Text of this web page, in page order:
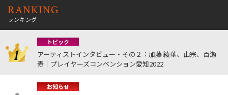
RANKING
ランキング
トピック
アーティストインタビュー・その２：加藤 綾華、山宗、百瀬
寿｜プレイヤーズコンベンション愛知2022
お知らせ